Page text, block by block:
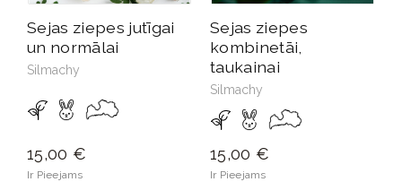
Sejas ziepes jutīgai
un normālai
Silmachy
15,00 €
Ir Pieejams
Sejas ziepes
kombinetāi,
taukainai
Silmachy
15,00 €
Ir Pieejams